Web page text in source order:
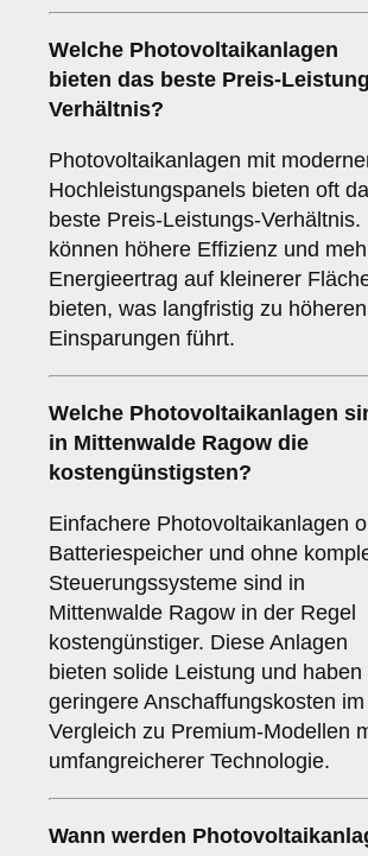
Welche Photovoltaikanlagen
bieten das beste Preis-
Verhältnis?
Photovoltaikanlagen mit
Hochleistungspanels bieten oft
beste Preis-Leistungs-Verhältnis.
können höhere Effizienz und
Energieertrag auf kleinerer
bieten, was langfristig zu höheren
Einsparungen führt.
Welche Photovoltaikanlagen
in Mittenwalde Ragow die
kostengünstigsten?
Einfachere Photovoltaikanlagen
Batteriespeicher und ohne
Steuerungssysteme sind in
Mittenwalde Ragow in der Regel
kostengünstiger. Diese Anlagen
bieten solide Leistung und haben
geringere Anschaffungskosten im
Vergleich zu Premium-Modellen
umfangreicherer Technologie.
Wann werden